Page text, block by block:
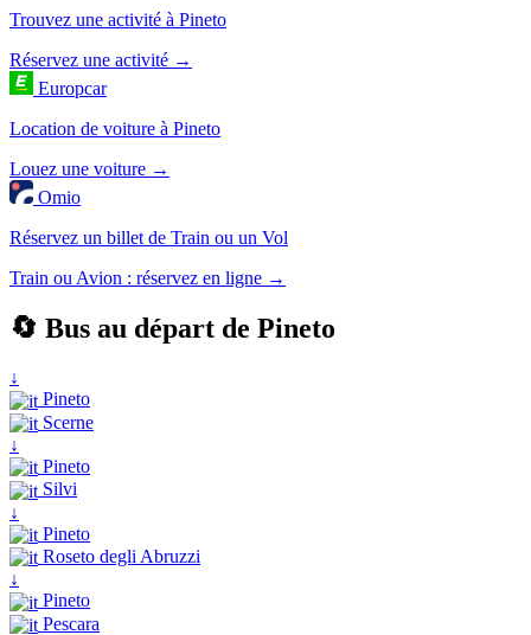
Trouvez une activité à Pineto
Réservez une activité →
Europcar
Location de voiture à Pineto
Louez une voiture →
Omio
Réservez un billet de Train ou un Vol
Train ou Avion : réservez en ligne →
🔄 Bus au départ de Pineto
↓
Pineto
Scerne
↓
Pineto
Silvi
↓
Pineto
Roseto degli Abruzzi
↓
Pineto
Pescara